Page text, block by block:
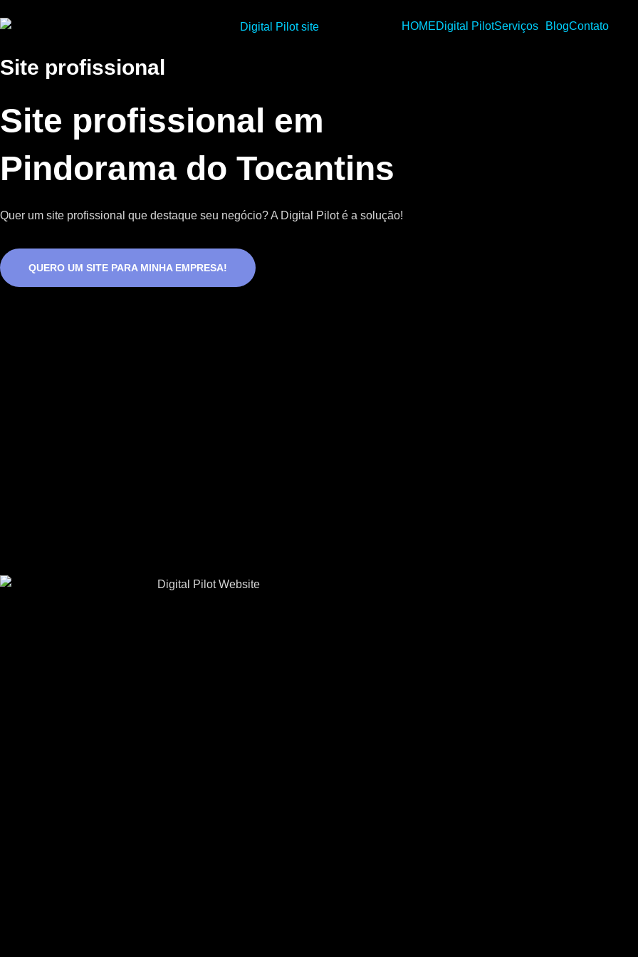
HOMEDigital PilotServiços BlogContato
Site profissional
Site profissional em
Pindorama do Tocantins
Quer um site profissional que destaque seu negócio? A Digital Pilot é a solução!
QUERO UM SITE PARA MINHA EMPRESA!